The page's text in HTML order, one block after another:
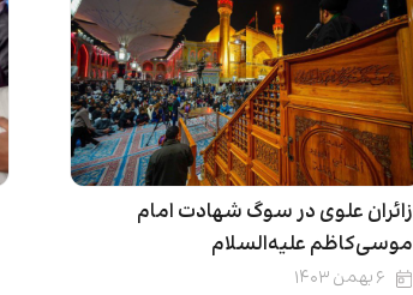
زائران علوی در سوگ شهادت امام
موسی‌کاظم علیه‌السلام
۶ بهمن ۱۴۰۳